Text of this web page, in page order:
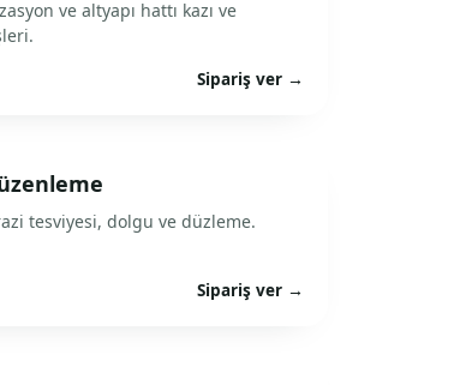
ve altyapı hattı kazı ve
Sipariş ver →
tesviyesi, dolgu ve düzleme.
Sipariş ver →